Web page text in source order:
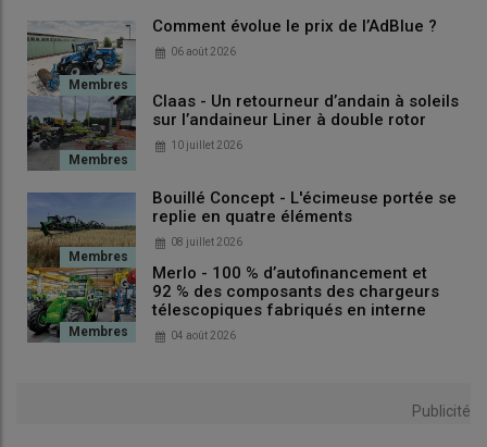
3 – Toutes les oreilles en
caoutchouc bien présentes
Comment évolue le prix de l’AdBlue ?
06 août 2026
Claas - Un retourneur d’andain à soleils
sur l’andaineur Liner à double rotor
10 juillet 2026
Bouillé Concept - L'écimeuse portée se
replie en quatre éléments
08 juillet 2026
Merlo - 100 % d’autofinancement et
92 % des composants des chargeurs
télescopiques fabriqués en interne
04 août 2026
Publicité